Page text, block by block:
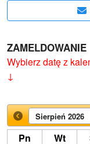
ZAMELDOWANIE
Wybierz datę z
↓
Sierpień 2026
Pn Wt